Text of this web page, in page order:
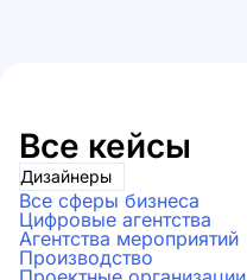
Все кейсы
Дизайнеры
Все сферы бизнеса
Цифровые агентства
Агентства мероприятий
Производство